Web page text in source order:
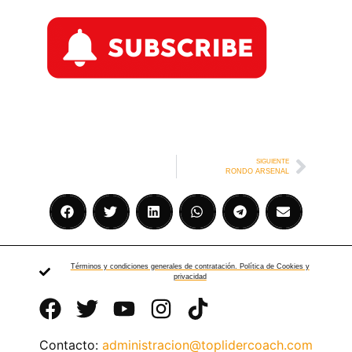
SIGUIENTE
RONDO ARSENAL
Términos y condiciones generales de contratación. Política de Cookies y
privacidad
Contacto: administracion@toplidercoach.com